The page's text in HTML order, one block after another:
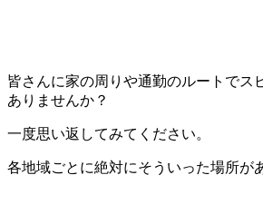
皆さんに家の周りや通勤のルートでス
ありませんか？
一度思い返してみてください。
各地域ごとに絶対にそういった場所が